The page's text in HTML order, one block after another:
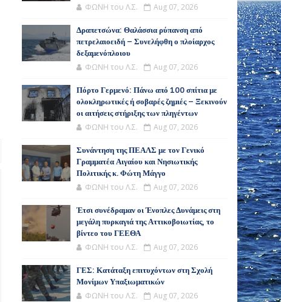
ΦΩΝΗ του Λ.Σ. Aug 07, 2026
Δραπετσώνα: Θαλάσσια ρύπανση από
πετρελαιοειδή – Συνελήφθη ο πλοίαρχος
δεξαμενόπλοιου
ΦΩΝΗ του Λ.Σ. Aug 07, 2026
Πόρτο Γερμενό: Πάνω από 100 σπίτια με
ολοκληρωτικές ή σοβαρές ζημιές – Ξεκινούν
οι αιτήσεις στήριξης των πληγέντων
ΦΩΝΗ του Λ.Σ. Aug 07, 2026
Συνάντηση της ΠΕΑΛΣ με τον Γενικό
Γραμματέα Αιγαίου και Νησιωτικής
Πολιτικής κ. Φώτη Μάγγο
ΦΩΝΗ του Λ.Σ. Aug 07, 2026
Έτσι συνέδραμαν οι Ένοπλες Δυνάμεις στη
μεγάλη πυρκαγιά της Αττικοβοιωτίας, το
βίντεο του ΓΕΕΘΑ
ΦΩΝΗ του Λ.Σ. Aug 07, 2026
ΓΕΣ: Κατάταξη επιτυχόντων στη Σχολή
Μονίμων Υπαξιωματικών
ΦΩΝΗ του Λ.Σ. Aug 07, 2026